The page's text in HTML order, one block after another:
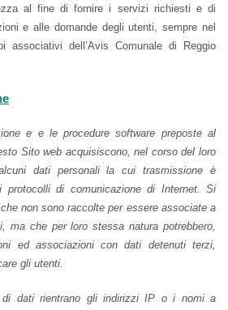
al fine di fornire i servizi richiesti e di
e alle domande degli utenti, sempre nel
associativi dell’Avis Comunale di Reggio
e e le procedure software preposte al
Sito web acquisiscono, nel corso del loro
dati personali la cui trasmissione è
protocolli di comunicazione di Internet. Si
non sono raccolte per essere associate a
ma che per loro stessa natura potrebbero,
ed associazioni con dati detenuti terzi,
gli utenti.
di dati rientrano gli indirizzi IP o i nomi a